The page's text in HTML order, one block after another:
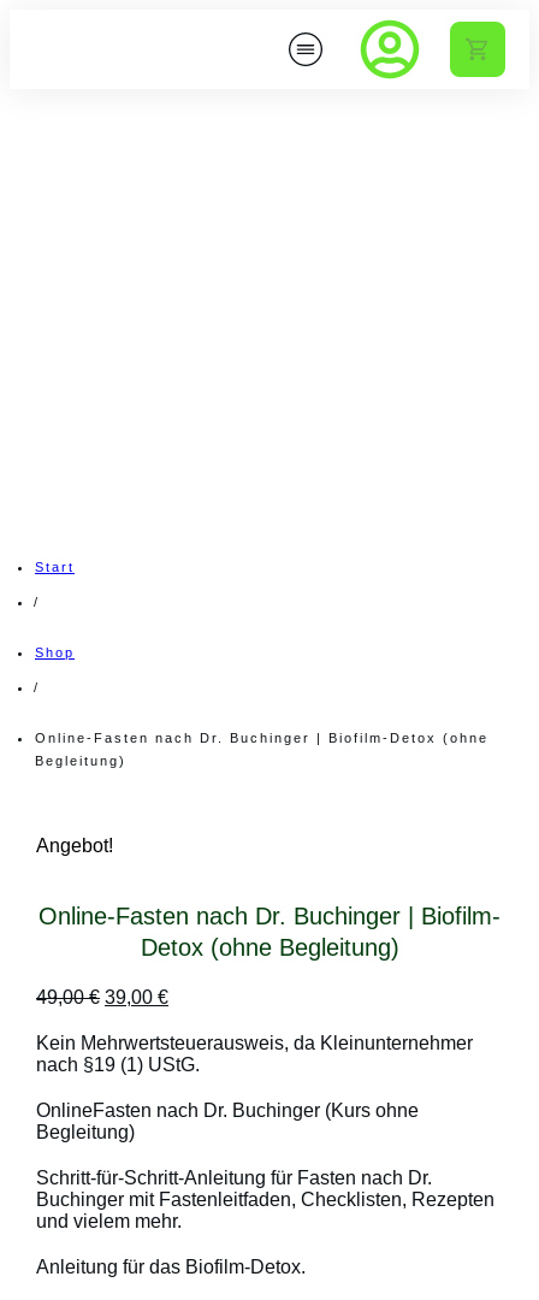
Start
/
Shop
/
Online-Fasten nach Dr. Buchinger | Biofilm-Detox (ohne
Begleitung)
Angebot!
Online-Fasten nach Dr. Buchinger | Biofilm-
Detox (ohne Begleitung)
49,00€ Ursprünglicher
war:
49,00 €
39,00 €Aktueller
ist:
39,00 €.
Kein Mehrwertsteuerausweis, da Kleinunternehmer
nach §19 (1) UStG.
OnlineFasten nach Dr. Buchinger (Kurs ohne
Begleitung)
Schritt-für-Schritt-Anleitung für Fasten nach Dr.
Buchinger mit Fastenleitfaden, Checklisten, Rezepten
und vielem mehr.
Anleitung für das Biofilm-Detox.